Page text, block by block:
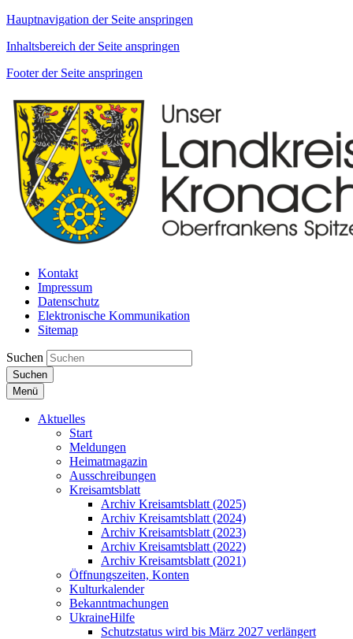
Hauptnavigation der Seite anspringen
Inhaltsbereich der Seite anspringen
Footer der Seite anspringen
Kontakt
Impressum
Datenschutz
Elektronische Kommunikation
Sitemap
Suchen
Suchen
Menü
Aktuelles
Start
Meldungen
Heimatmagazin
Ausschreibungen
Kreisamtsblatt
Archiv Kreisamtsblatt (2025)
Archiv Kreisamtsblatt (2024)
Archiv Kreisamtsblatt (2023)
Archiv Kreisamtsblatt (2022)
Archiv Kreisamtsblatt (2021)
Öffnungszeiten, Konten
Kulturkalender
Bekanntmachungen
UkraineHilfe
Schutzstatus wird bis März 2027 verlängert